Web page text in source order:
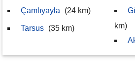
Çamlıyayla (24 km)
Tarsus (35 km)
km)